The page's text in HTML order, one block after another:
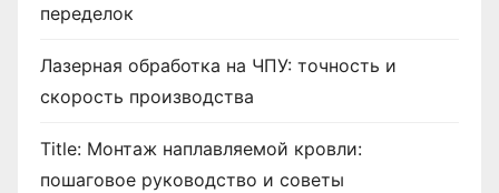
переделок
Лазерная обработка на ЧПУ: точность и
скорость производства
Title: Монтаж наплавляемой кровли:
пошаговое руководство и советы